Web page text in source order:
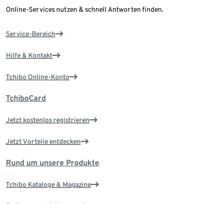
Online-Services nutzen & schnell Antworten finden.
Service-Bereich
Hilfe & Kontakt
Tchibo Online-Konto
TchiboCard
Jetzt kostenlos registrieren
Jetzt Vorteile entdecken
Rund um unsere Produkte
Tchibo Kataloge & Magazine